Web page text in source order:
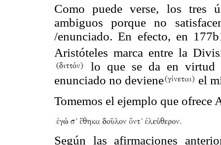
Como puede verse, los tres
ambiguos porque no
/enunciado. En efecto, en
Aristóteles marca entre la
lo que se da en
enunciado no deviene
el
Tomemos el ejemplo que ofrece
Según las afirmaciones